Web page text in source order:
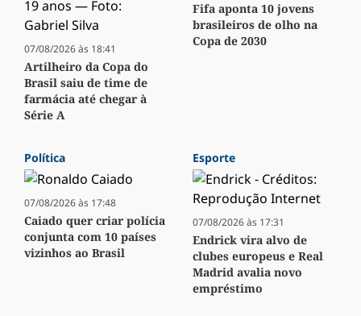
07/08/2026 às 18:41
Artilheiro da Copa do
Brasil saiu de time de
farmácia até chegar à
Série A
Fifa aponta 10 jovens
brasileiros de olho na
Copa de 2030
Política
07/08/2026 às 17:48
Caiado quer criar polícia
conjunta com 10 países
vizinhos ao Brasil
Esporte
07/08/2026 às 17:31
Endrick vira alvo de
clubes europeus e Real
Madrid avalia novo
empréstimo